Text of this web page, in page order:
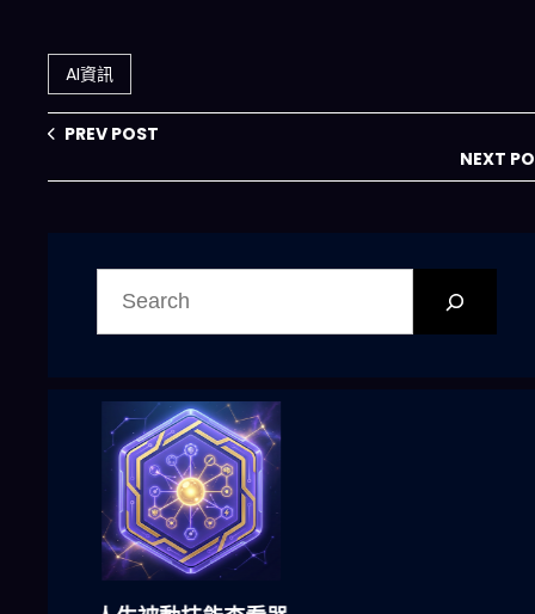
變，2026年智能
代理市場誰能為
王？
AI資訊
PREV POST
NEXT